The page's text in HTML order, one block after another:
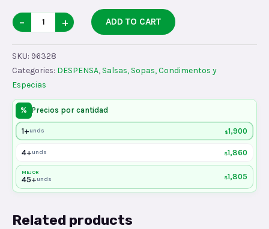
MAGGI
SAZONATODO
COLORX50GX45*
quantity
− + ADD TO CART
SKU: 96328
Categories: DESPENSA, Salsas, Sopas, Condimentos y
Especias
% Precios por cantidad
1+unds $1,900
4+unds $1,860
MEJOR
45+unds $1,805
Related products